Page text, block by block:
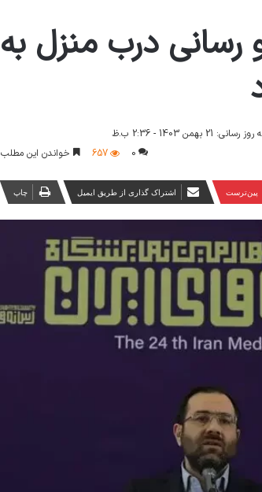
رسانی درب منزل به
21 بهمن 1403 - 2:36 ب.ظ
0
657 خواندن این مطلب 1 دقیقه زمان میبرد
‫پین‌ترست اشتراک گذاری از طریق ایمیل چاپ